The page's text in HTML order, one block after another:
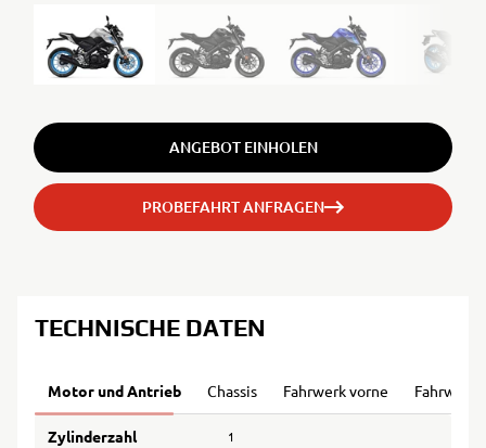
ANGEBOT EINHOLEN
PROBEFAHRT ANFRAGEN
TECHNISCHE DATEN
Motor und Antrieb Chassis Fahrwerk vorne Fahrwerk
Zylinderzahl 1